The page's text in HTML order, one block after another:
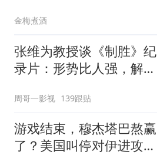
金梅煮酒
张维为教授谈《制胜》纪
录片：形势比人强，解放
周哥一影视 139跟贴
游戏结束，穆杰塔巴熬赢
了？美国叫停对伊进攻，